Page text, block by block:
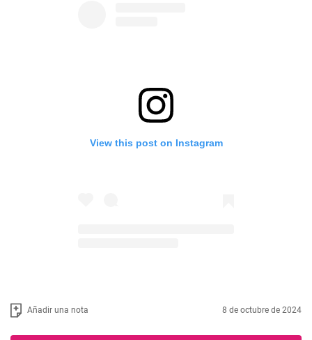
View this post on Instagram
Añadir una nota 8 de octubre de 2024